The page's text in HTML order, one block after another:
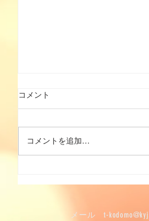
堂」
コメント
コメントを追加…
メールt-